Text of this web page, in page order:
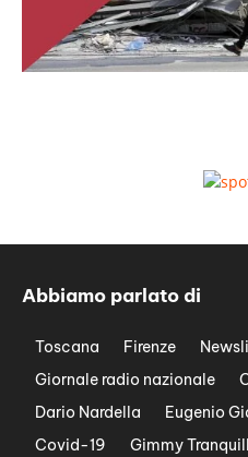
Abbiamo parlato di
Toscana Firenze
Giornale radio nazionale
Dario Nardella
Eugenio
Covid-19
Gimmy